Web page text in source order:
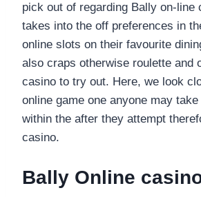
pick out of regarding Bally on-line
takes into the off preferences in
online slots on their favourite
also craps otherwise roulette and
casino to try out. Here, we look
online game one anyone may
within the after they attempt
casino.
Bally Online